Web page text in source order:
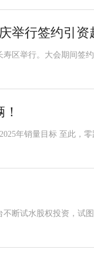
举行签约引资
区举行。大会期间签
年销量目标 至此，
断试水股权投资，试